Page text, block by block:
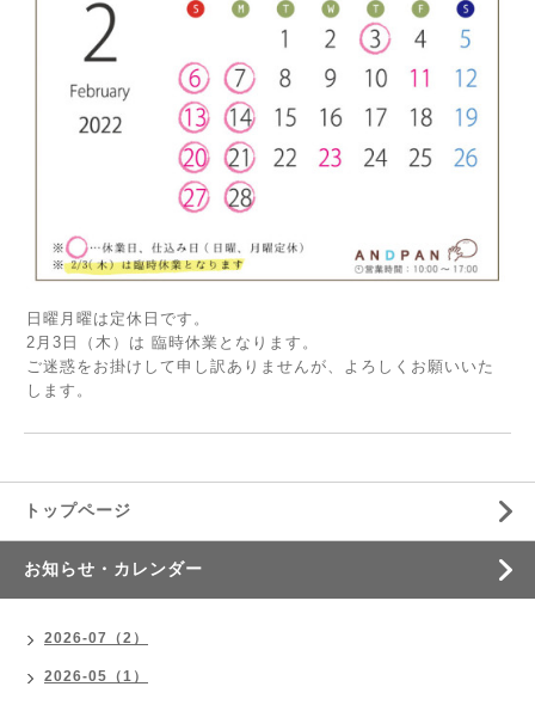
日曜月曜は定休日です。
2月3日（木）は 臨時休業となります。
ご迷惑をお掛けして申し訳ありませんが、よろしくお願いいた
します。
トップページ
お知らせ・カレンダー
2026-07（2）
2026-05（1）